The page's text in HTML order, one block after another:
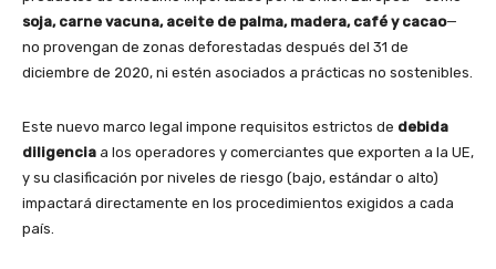
soja, carne vacuna, aceite de palma, madera, café y cacao—
no provengan de zonas deforestadas después del 31 de
diciembre de 2020, ni estén asociados a prácticas no sostenibles.
Este nuevo marco legal impone requisitos estrictos de debida
diligencia a los operadores y comerciantes que exporten a la UE,
y su clasificación por niveles de riesgo (bajo, estándar o alto)
impactará directamente en los procedimientos exigidos a cada
país.